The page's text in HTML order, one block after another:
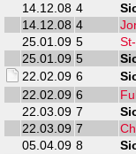
14.12.08 4
14.12.08 4
25.01.09 5
25.01.09 5
22.02.09 6
22.02.09 6
22.03.09 7
22.03.09 7
05.04.09 8